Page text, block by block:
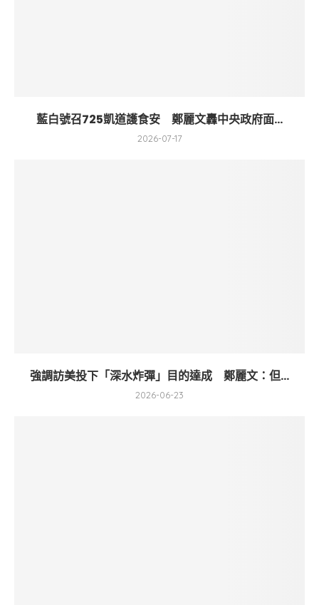
藍白號召725凱道護食安 鄭麗文轟中央政府面...
2026-07-17
強調訪美投下「深水炸彈」目的達成 鄭麗文：但...
2026-06-23